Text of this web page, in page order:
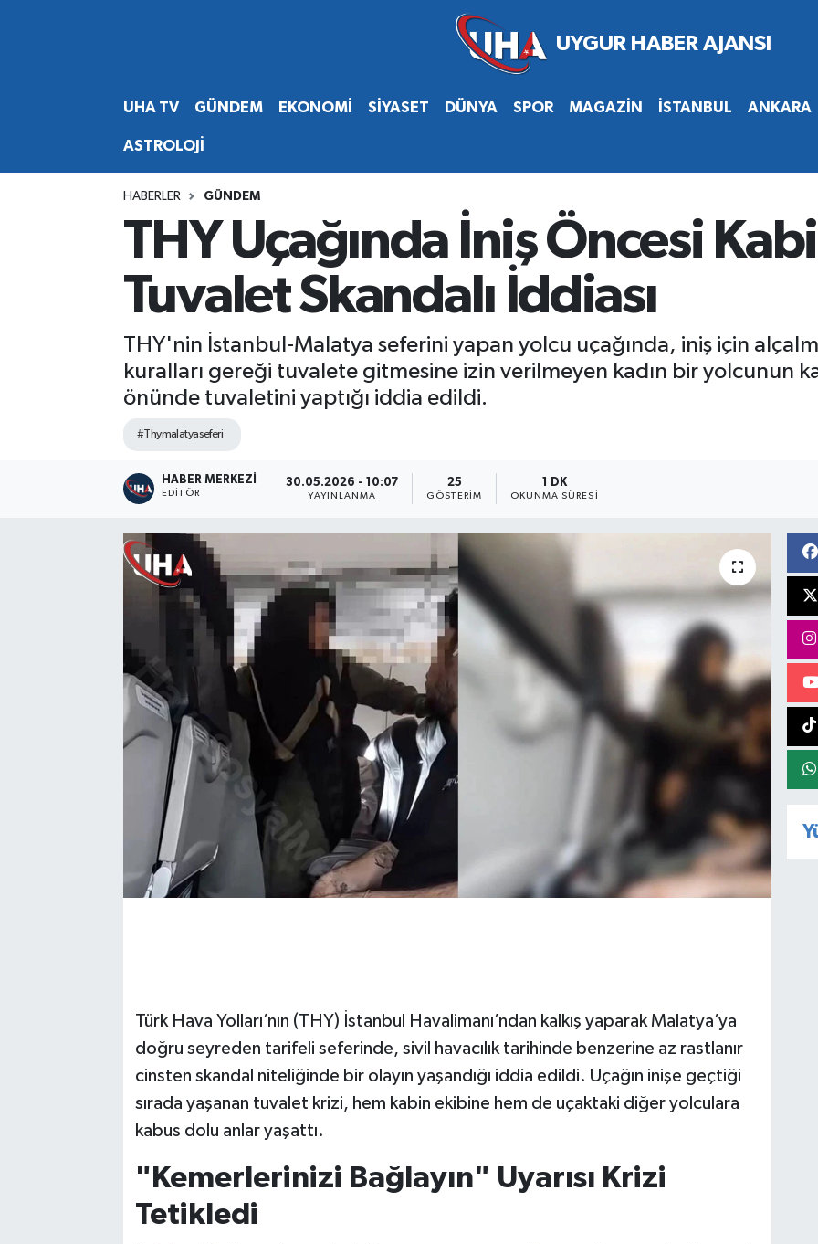
UHA TV GÜNDEM EKONOMİ SİYASET DÜNYA SPOR MAGAZİN İSTANBUL ANKARA
ASTROLOJİ
HABERLER GÜNDEM
THY Uçağında İniş Öncesi
Tuvalet Skandalı İddiası
THY'nin İstanbul-Malatya seferini yapan yolcu uçağında, iniş için
kuralları gereği tuvalete gitmesine izin verilmeyen kadın bir yolcunun
önünde tuvaletini yaptığı iddia edildi.
#Thymalatyaseferi
HABER MERKEZI
EDITÖR
30.05.2026 - 10:07
YAYINLANMA
25
GÖSTERIM
1 DK
OKUNMA SÜRESI
Türk Hava Yolları’nın (THY) İstanbul Havalimanı’ndan kalkış yaparak Malatya’ya
doğru seyreden tarifeli seferinde, sivil havacılık tarihinde benzerine az rastlanır
cinsten skandal niteliğinde bir olayın yaşandığı iddia edildi. Uçağın inişe geçtiği
sırada yaşanan tuvalet krizi, hem kabin ekibine hem de uçaktaki diğer yolculara
kabus dolu anlar yaşattı.
"Kemerlerinizi Bağlayın" Uyarısı Krizi
Tetikledi
Hava Durumu
Süper Lig Puan Durumu ve Fikstür
Tüm Manşetler
Son Dakika Haberleri
Haber Arşivi